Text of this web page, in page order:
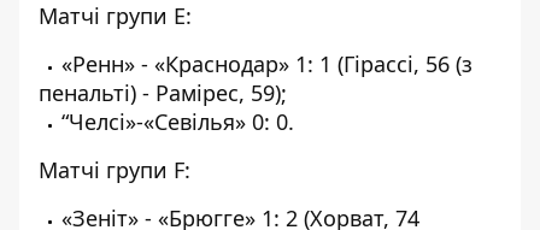
Матчі групи E:
«Ренн» - «Краснодар» 1: 1 (Гірассі, 56 (з
пенальті) - Рамірес, 59);
“Челсі»-«Севілья» 0: 0.
Матчі групи F:
«Зеніт» - «Брюгге» 1: 2 (Хорват, 74